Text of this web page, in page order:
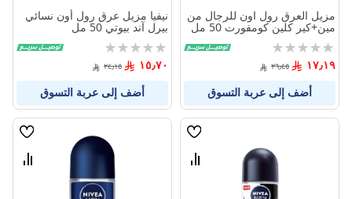
مزيل العرق رول اون للرجال من
مين+كير كلين كومفورت 50 مل
Rating:
0%
١٧٫١٩ ٢٦٫٤٥
أضف إلى عربة التسوق
نيفيا مزيل عرق رول أون نسائي
بيرل آند بيوتي 50 مل
Rating:
0%
١٥٫٧٠ ٢٤٫١٥
أضف إلى عربة التسوق
قائمة
قارن
قائمة
قارن